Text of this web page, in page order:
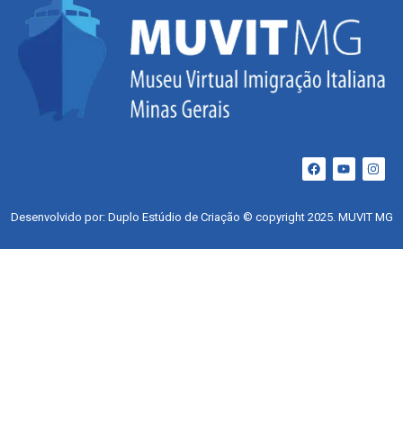
Desenvolvido por: Duplo Estúdio de Criação © copyright 2025. MUVIT MG